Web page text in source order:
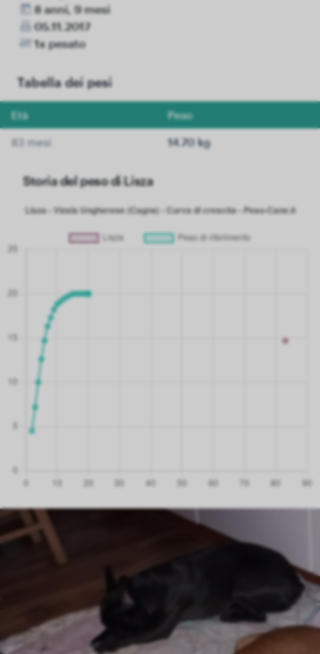
8 anni, 9 mesi
05.11.2017
1x pesato
Tabella dei pesi
Età Peso
83 mesi 14.70 kg
Storia del peso di Lisza